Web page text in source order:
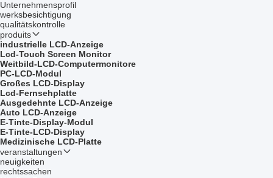
Unternehmensprofil
werksbesichtigung
qualitätskontrolle
produits
industrielle LCD-Anzeige
Lcd-Touch Screen Monitor
Weitbild-LCD-Computermonitore
PC-LCD-Modul
Großes LCD-Display
Lcd-Fernsehplatte
Ausgedehnte LCD-Anzeige
Auto LCD-Anzeige
E-Tinte-Display-Modul
E-Tinte-LCD-Display
Medizinische LCD-Platte
veranstaltungen
neuigkeiten
rechtssachen